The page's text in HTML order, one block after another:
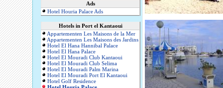
Ads
Hotel Houria Palace Ads
Hotels in Port el Kantaoui
Appartementen Les Maisons de la Mer
Appartementen Les Maisons des Jardins
Hotel El Hana Hannibal Palace
Hotel El Hana Palace
Hotel El Mouradi Club Kantaoui
Hotel El Mouradi Club Selima
Hotel El Mouradi Palm Marina
Hotel El Mouradi Port El Kantaoui
Hotel Golf Residence